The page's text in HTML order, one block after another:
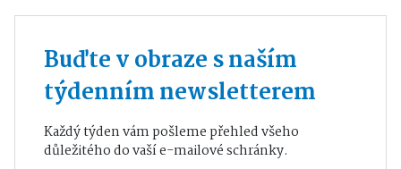
Buďte v obraze s naším
týdenním newsletterem
Každý týden vám pošleme přehled všeho
důležitého do vaší e-mailové schránky.